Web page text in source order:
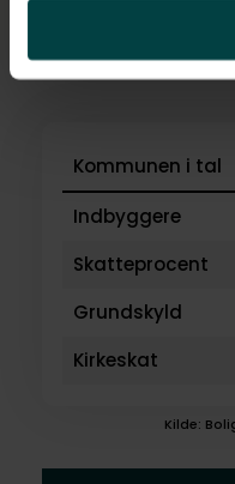
Kommunen i tal
Indbyggere
Skatteprocent
Grundskyld
Kirkeskat
Kilde: